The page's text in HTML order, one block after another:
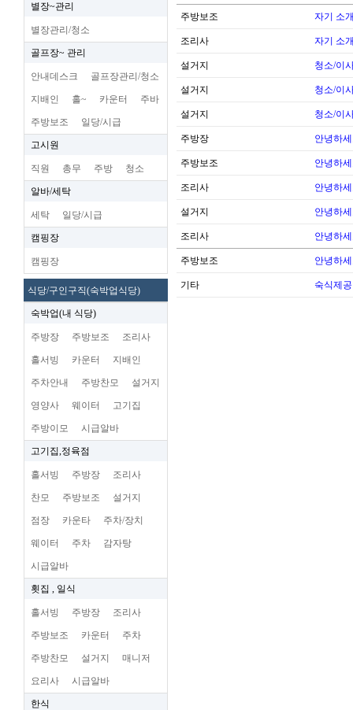
별장~관리
별장관리/청소
골프장~ 관리
안내데스크 골프장관리/청소
지배인 홀~ 카운터 주바
주방보조 일당/시급
고시원
직원 총무 주방 청소
알바/세탁
세탁 일당/시급
캠핑장
캠핑장
식당/구인구직(숙박업식당)
숙박업(내 식당)
주방장 주방보조 조리사
홀서빙 카운터 지배인
주차안내 주방찬모 설거지
영양사 웨이터 고기집
주방이모 시급알바
고기집,정육점
홀서빙 주방장 조리사
찬모 주방보조 설거지
점장 카운타 주차/장치
웨이터 주차 감자탕
시급알바
횟집 , 일식
홀서빙 주방장 조리사
주방보조 카운터 주차
주방찬모 설거지 매니저
요리사 시급알바
한식
주방보조 자기 소
조리사 자기 소
설거지 청소/이
설거지 청소/이
설거지 청소/이
주방장 안녕하
주방보조 안녕하
조리사 안녕하
설거지 안녕하
조리사 안녕하
주방보조 안녕하
기타 숙식제